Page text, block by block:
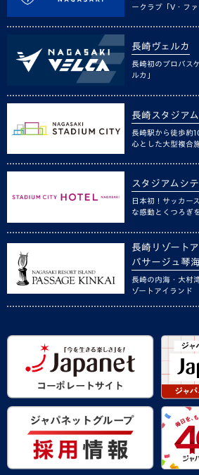
ークラブ「V・ファ
長崎ヴェルカ
長崎初のプロバス
ルカ」
長崎スタジア
長崎駅から徒歩約
心とした大型複合
スタジアムシ
日本初！サッカー
な感動とくつろぎを
長崎リゾート
パサージュ琴
長崎の内海・大村
ゾートアイランド